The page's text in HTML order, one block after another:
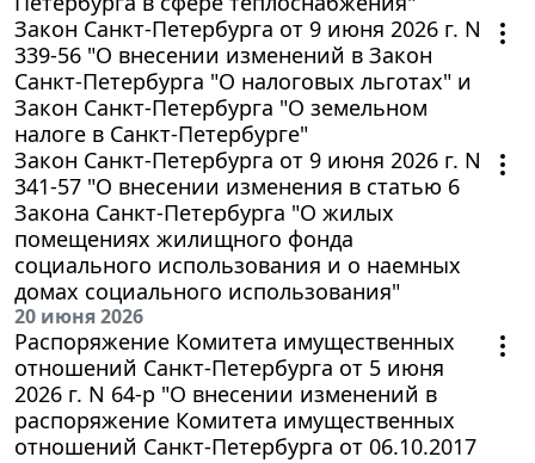
Закон Санкт-Петербурга от 9 июня 2026 г. N
339-56 "О внесении изменений в Закон
Санкт-Петербурга "О налоговых льготах" и
Закон Санкт-Петербурга "О земельном
налоге в Санкт-Петербурге"
Закон Санкт-Петербурга от 9 июня 2026 г. N
341-57 "О внесении изменения в статью 6
Закона Санкт-Петербурга "О жилых
помещениях жилищного фонда
социального использования и о наемных
домах социального использования"
20 июня 2026
Распоряжение Комитета имущественных
отношений Санкт-Петербурга от 5 июня
2026 г. N 64-р "О внесении изменений в
распоряжение Комитета имущественных
отношений Санкт-Петербурга от 06.10.2017